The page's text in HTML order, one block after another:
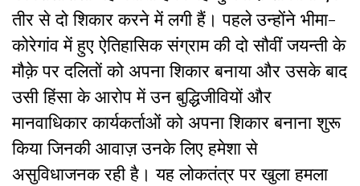
तीर से दो शिकार करने में लगी हैं। पहले उन्होंने भीमा-
कोरेगांव में हुए ऐतिहासिक संग्राम की दो सौवीं जयन्ती के
मौक़े पर दलितों को अपना शिकार बनाया और उसके बाद
उसी हिंसा के आरोप में उन बुद्धिजीवियों और
मानवाधिकार कार्यकर्ताओं को अपना शिकार बनाना शुरू
किया जिनकी आवाज़ उनके लिए हमेशा से
असुविधाजनक रही है। यह लोकतंत्र पर खुला हमला